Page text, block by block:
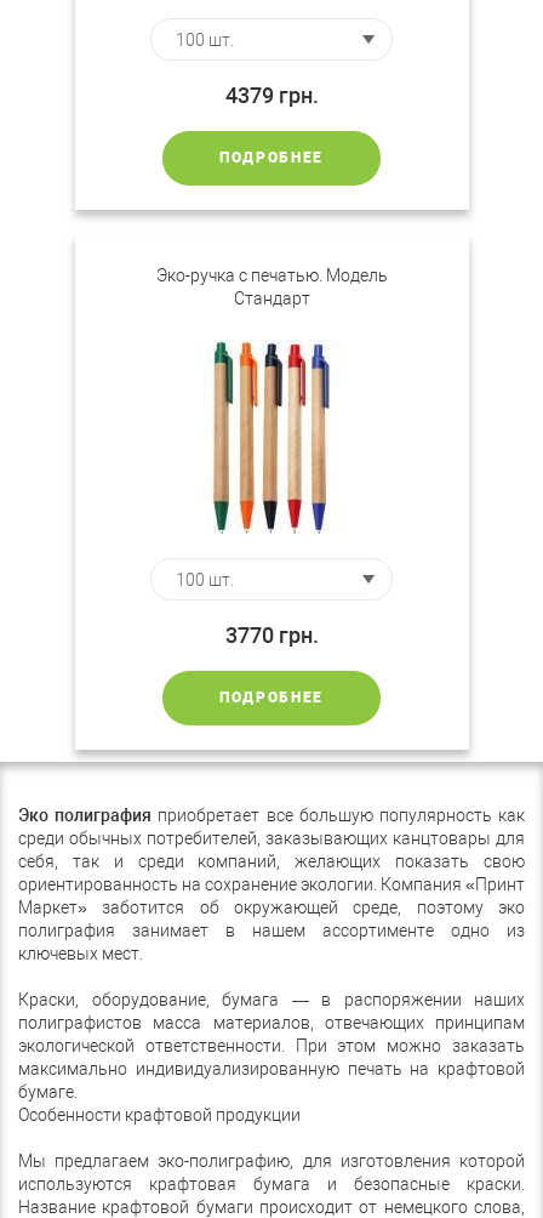
4379 грн.
ПОДРОБНЕЕ
Эко-ручка с печатью. Модель
Стандарт
3770 грн.
ПОДРОБНЕЕ
Эко полиграфия приобретает все большую популярность как
среди обычных потребителей, заказывающих канцтовары для
себя, так и среди компаний, желающих показать свою
ориентированность на сохранение экологии. Компания «Принт
Маркет» заботится об окружающей среде, поэтому эко
полиграфия занимает в нашем ассортименте одно из
ключевых мест.
Краски, оборудование, бумага — в распоряжении наших
полиграфистов масса материалов, отвечающих принципам
экологической ответственности. При этом можно заказать
максимально индивидуализированную печать на крафтовой
бумаге.
Особенности крафтовой продукции
Мы предлагаем эко-полиграфию, для изготовления которой
используются крафтовая бумага и безопасные краски.
Название крафтовой бумаги происходит от немецкого слова,